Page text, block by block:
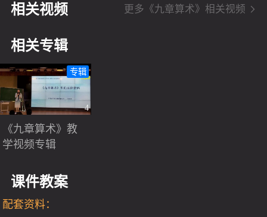
相关视频 更多《九章算术》相关视频
相关专辑
4
专辑
《九章算术》教
学视频专辑
课件教案
配套资料：